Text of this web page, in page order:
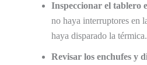
Inspeccionar el tablero
no haya interruptores en
haya disparado la térmica.
Revisar los enchufes y